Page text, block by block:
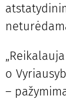
o
–